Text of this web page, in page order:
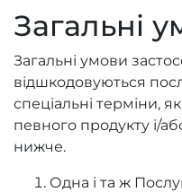
Загальні
Загальні умови
відшкодовуються
спеціальні терміни,
певного продукту і/
нижче.
Одна і та ж